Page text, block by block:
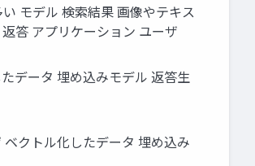
モデル 検索結果 画像やテキス
答 アプリケーション ユーザ
データ 埋め込みモデル 返答生
クトル化したデータ 埋め込み